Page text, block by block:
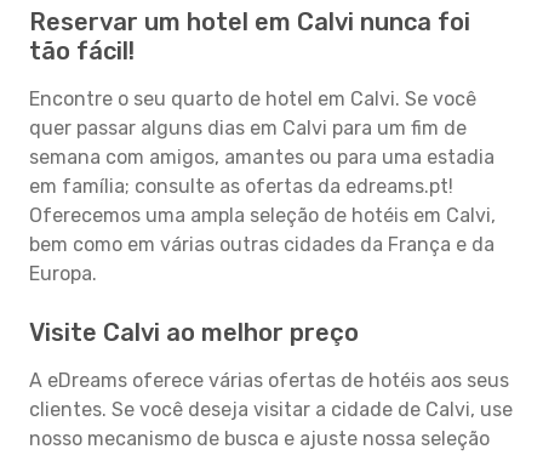
Reservar um hotel em Calvi nunca foi
tão fácil!
Encontre o seu quarto de hotel em Calvi. Se você
quer passar alguns dias em Calvi para um fim de
semana com amigos, amantes ou para uma estadia
em família; consulte as ofertas da edreams.pt!
Oferecemos uma ampla seleção de hotéis em Calvi,
bem como em várias outras cidades da França e da
Europa.
Visite Calvi ao melhor preço
A eDreams oferece várias ofertas de hotéis aos seus
clientes. Se você deseja visitar a cidade de Calvi, use
nosso mecanismo de busca e ajuste nossa seleção